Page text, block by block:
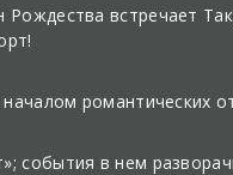
встречает
романтических
события в нем